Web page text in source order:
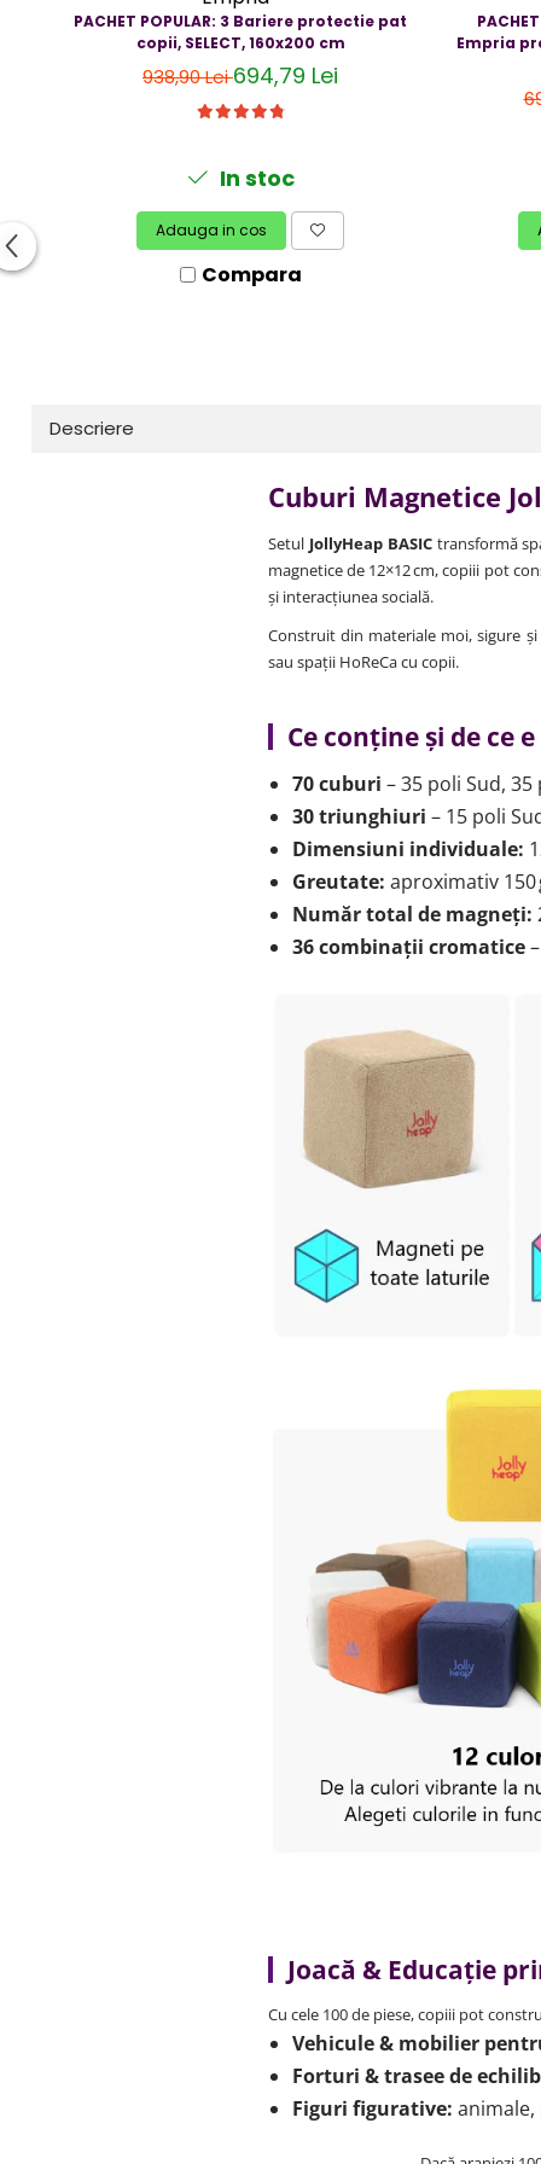
ResigilatePACHET POPULAR: 3 Bariere protectie pat
copii, SELECT, 160x200 cm
938,90 Lei694,79 Lei
In stoc
Adauga in cos
Compara
Empria
Descriere
Cuburi Magnetice
Setul JollyHeap BASICtransformă
magnetice de 12×12 cm, copiii pot
și interacțiunea socială.
Construit din materiale moi, sigure
sau spații HoReCa cu copii.
Ce conține și de ce
70 cuburi – 35 poli Sud,
30 triunghiuri – 15 poli
Dimensiuni individuale:
Greutate: aproximativ 150
Număr total de magneți:
36 combinații cromatice
Joacă & Educație
Cu cele 100 de piese, copiii pot
Vehicule & mobilier
Forturi & trasee de
Figuri figurative: